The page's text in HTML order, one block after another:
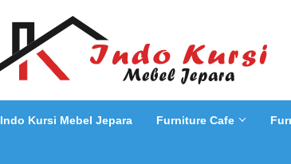
Indo Kursi Mebel Jepara Furniture Cafe